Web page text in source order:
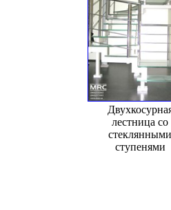
лестница со
стеклянными
ступенями